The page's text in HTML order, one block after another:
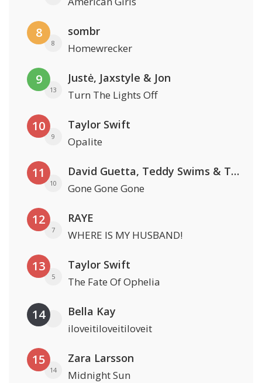
8
8
sombr
Homewrecker
9
13
Justė, Jaxstyle & Jon
Turn The Lights Off
10
9
Taylor Swift
Opalite
11
10
David Guetta, Teddy Swims & Tones And I
Gone Gone Gone
12
7
RAYE
WHERE IS MY HUSBAND!
13
5
Taylor Swift
The Fate Of Ophelia
14 Bella Kay
iloveitiloveitiloveit
15
14
Zara Larsson
Midnight Sun